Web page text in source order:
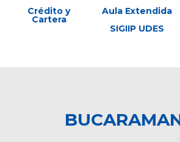
Crédito y
Cartera
Aula Extendida
SIGIIP UDES